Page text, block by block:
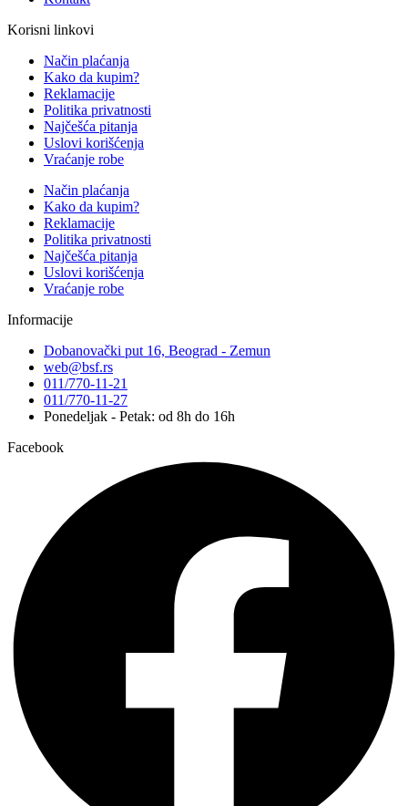
Korisni linkovi
Način plaćanja
Kako da kupim?
Reklamacije
Politika privatnosti
Najčešća pitanja
Uslovi korišćenja
Vraćanje robe
Način plaćanja
Kako da kupim?
Reklamacije
Politika privatnosti
Najčešća pitanja
Uslovi korišćenja
Vraćanje robe
Informacije
Dobanovački put 16, Beograd - Zemun
web@bsf.rs
011/770-11-21
011/770-11-27
Ponedeljak - Petak: od 8h do 16h
Facebook